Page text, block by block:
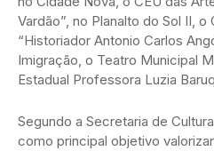
Vardão”, no Planalto do Sol II,
“Historiador Antonio Carlos
Imigração, o Teatro Municipal
Estadual Professora Luzia
Segundo a Secretaria de
como principal objetivo